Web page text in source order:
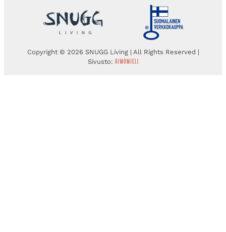
Copyright © 2026 SNUGG Living | All Rights Reserved |
Sivusto: